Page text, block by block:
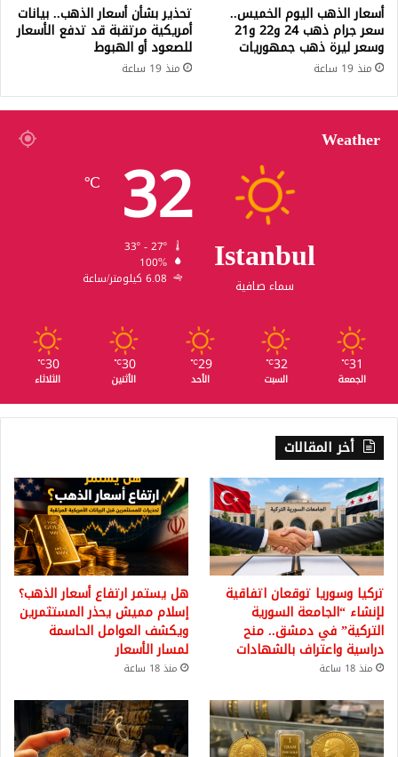
أسعار الذهب اليوم الخميس..
سعر جرام ذهب 24 و22 و21
وسعر ليرة ذهب جمهوريات
منذ 19 ساعة
تحذير بشأن أسعار الذهب.. بيانات
أمريكية مرتقبة قد تدفع الأسعار
للصعود أو الهبوط
منذ 19 ساعة
Weather
Istanbul
سماء صافية
32
℃
100%
6.08 كيلومتر/ساعة
31
℃
الجمعة
32
℃
السبت
29
℃
الأحد
30
℃
الأثنين
30
℃
الثلاثاء
أخر المقالات
تركيا وسوريا توقعان اتفاقية
لإنشاء “الجامعة السورية
التركية” في دمشق.. منح
دراسية واعتراف بالشهادات
منذ 18 ساعة
هل يستمر ارتفاع أسعار الذهب؟
إسلام مميش يحذر المستثمرين
ويكشف العوامل الحاسمة
لمسار الأسعار
منذ 18 ساعة